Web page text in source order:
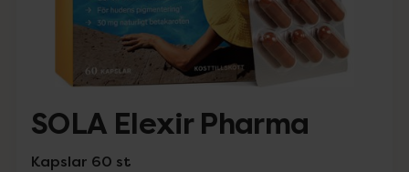
SOLA Elexir Pharma
Kapslar 60 st